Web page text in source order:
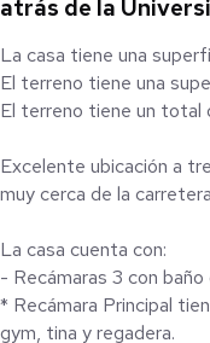
atrás de la
La casa tiene una
El terreno tiene una
El terreno tiene un total
Excelente ubicación a
muy cerca de la
La casa cuenta con:
- Recámaras 3 con
* Recámara Principal
gym, tina y regadera.